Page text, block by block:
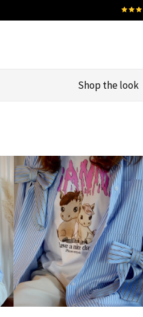
Shop the look